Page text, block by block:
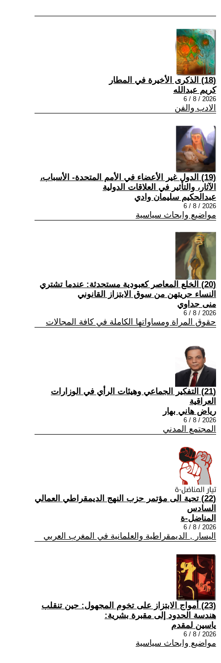
(18) الذكرى الأخيرة في المطار
كريم عبدالله
2026 / 8 / 6
الادب والفن
(19) الدول غير الأعضاء في الأمم المتحدة- الأسباب،
الآثار، والتأثير في العلاقات الدولية
عبدالحكيم سليمان وادي
2026 / 8 / 6
مواضيع وابحاث سياسية
(20) الخلع المعاصر كعبودية مستحدثة: عندما تشتري
النساء حريتهن من سوق الابتزاز القانوني
منى جداوي
2026 / 8 / 6
حقوق المراة ومساواتها الكاملة في كافة المجالات
(21) التفكير الجماعي وهيئات الرأي في الوزارات
العراقية
رياض هاني بهار
2026 / 8 / 6
المجتمع المدني
(22) تحية الى مؤتمر حزب النهج الديمقراطي العمالي
السادس
المناضل-ة
2026 / 8 / 6
اليسار , الديمقراطية والعلمانية في المغرب العربي
(23) أمواج الابتزاز على تخوم المجهول: حين تنقلب
هندسة الحدود إلى مقبرة بشرية:
ياسين لمقدم
2026 / 8 / 6
مواضيع وابحاث سياسية